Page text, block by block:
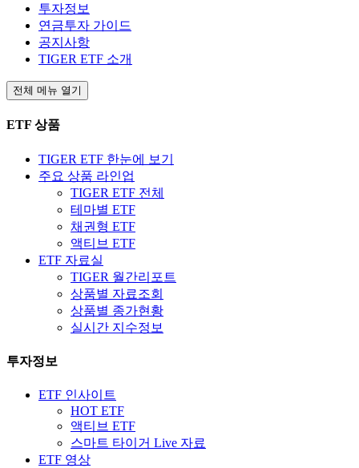
투자정보
연금투자 가이드
공지사항
TIGER ETF 소개
전체 메뉴 열기
ETF 상품
TIGER ETF 한눈에 보기
주요 상품 라인업
TIGER ETF 전체
테마별 ETF
채권형 ETF
액티브 ETF
ETF 자료실
TIGER 월간리포트
상품별 자료조회
상품별 종가현황
실시간 지수정보
투자정보
ETF 인사이트
HOT ETF
액티브 ETF
스마트 타이거 Live 자료
ETF 영상